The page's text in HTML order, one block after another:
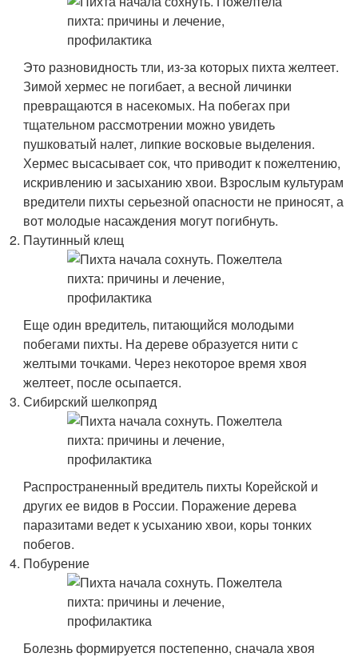
Это разновидность тли, из-за которых пихта желтеет.
Зимой хермес не погибает, а весной личинки
превращаются в насекомых. На побегах при
тщательном рассмотрении можно увидеть
пушковатый налет, липкие восковые выделения.
Хермес высасывает сок, что приводит к пожелтению,
искривлению и засыханию хвои. Взрослым культурам
вредители пихты серьезной опасности не приносят, а
вот молодые насаждения могут погибнуть.
Паутинный клещ
Еще один вредитель, питающийся молодыми
побегами пихты. На дереве образуется нити с
желтыми точками. Через некоторое время хвоя
желтеет, после осыпается.
Сибирский шелкопряд
Распространенный вредитель пихты Корейской и
других ее видов в России. Поражение дерева
паразитами ведет к усыханию хвои, коры тонких
побегов.
Побурение
Болезнь формируется постепенно, сначала хвоя